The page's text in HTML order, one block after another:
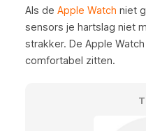
Als de Apple Watch niet
sensors je hartslag niet
strakker. De Apple
comfortabel zitten.